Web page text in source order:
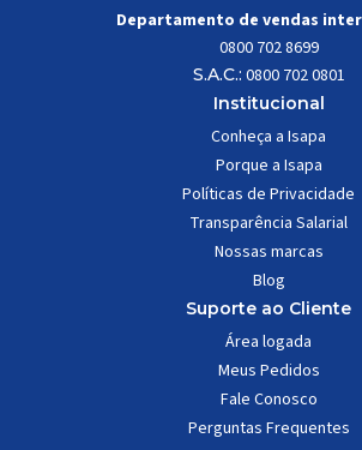
Departamento de vendas
0800 702 8699
S.A.C.: 0800 702 0801
Institucional
Conheça a Isapa
Porque a Isapa
Políticas de Privacidade
Transparência Salarial
Nossas marcas
Blog
Suporte ao Cliente
Área logada
Meus Pedidos
Fale Conosco
Perguntas Frequentes